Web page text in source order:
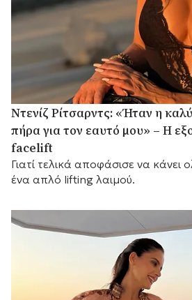
Ντενίζ Ρίτσαρντς: «Ήταν η
πήρα για τον εαυτό μου» – Η
facelift
Γιατί τελικά αποφάσισε να κάνει
ένα απλό lifting λαιμού.